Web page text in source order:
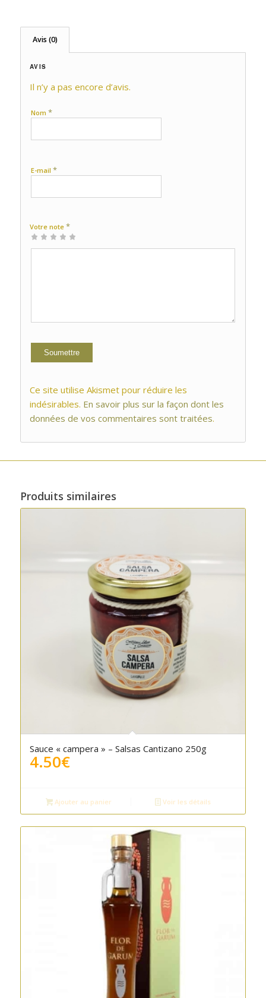
Avis (0)
AVIS
Il n’y a pas encore d’avis.
Nom *
E-mail *
Votre note *
1 étoile
2 étoiles
3 étoiles
4 étoiles
5 étoiles
Ce site utilise Akismet pour réduire les
indésirables. En savoir plus sur la façon dont les
données de vos commentaires sont traitées.
Produits similaires
Sauce « campera » – Salsas Cantizano 250g
4.50€
Ajouter au panier Voir les détails